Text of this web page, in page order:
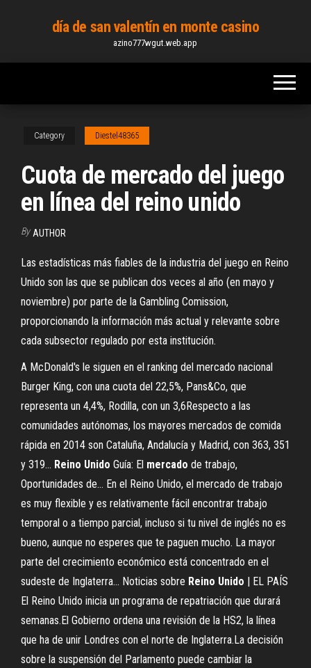
content
día de san valentín en monte casino
azino777wgut.web.app
Category Diestel48365
Cuota de mercado del juego
en línea del reino unido
By AUTHOR
Las estadísticas más fiables de la industria del juego en Reino
Unido son las que se publican dos veces al año (en mayo y
noviembre) por parte de la Gambling Comission,
proporcionando la información más actual y relevante sobre
cada subsector regulado por esta institución.
A McDonald's le siguen en el ranking del mercado nacional
Burger King, con una cuota del 22,5%, Pans&Co, que
representa un 4,4%, Rodilla, con un 3,6Respecto a las
comunidades autónomas, los mayores mercados de comida
rápida en 2014 son Cataluña, Andalucía y Madrid, con 363, 351
y 319... Reino Unido Guía: El mercado de trabajo,
Oportunidades de… En el Reino Unido, el mercado de trabajo
es muy flexible y es relativamente fácil encontrar trabajo
temporal o a tiempo parcial, incluso si tu nivel de inglés no es
bueno, aunque no esperes que te paguen mucho. La mayor
parte del crecimiento económico está concentrado en el
sudeste de Inglaterra... Noticias sobre Reino Unido | EL PAÍS
El Reino Unido inicia un programa de repatriación que durará
semanas.El Gobierno ordena una revisión de la HS2, la línea
que ha de unir Londres con el norte de Inglaterra.La decisión
sobre la suspensión del Parlamento puede cambiar la